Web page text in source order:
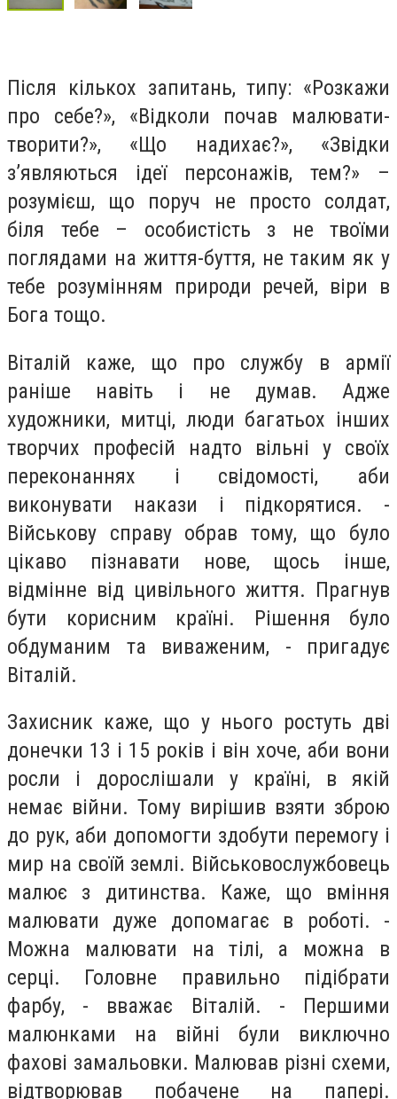
Після кількох запитань, типу: «Розкажи
про себе?», «Відколи почав малювати-
творити?», «Що надихає?», «Звідки
з’являються ідеї персонажів, тем?» –
розумієш, що поруч не просто солдат,
біля тебе – особистість з не твоїми
поглядами на життя-буття, не таким як у
тебе розумінням природи речей, віри в
Бога тощо.
Віталій каже, що про службу в армії
раніше навіть і не думав. Адже
художники, митці, люди багатьох інших
творчих професій надто вільні у своїх
переконаннях і свідомості, аби
виконувати накази і підкорятися. -
Військову справу обрав тому, що було
цікаво пізнавати нове, щось інше,
відмінне від цивільного життя. Прагнув
бути корисним країні. Рішення було
обдуманим та виваженим, - пригадує
Віталій.
Захисник каже, що у нього ростуть дві
донечки 13 і 15 років і він хоче, аби вони
росли і дорослішали у країні, в якій
немає війни. Тому вирішив взяти зброю
до рук, аби допомогти здобути перемогу і
мир на своїй землі. Військовослужбовець
малює з дитинства. Каже, що вміння
малювати дуже допомагає в роботі. -
Можна малювати на тілі, а можна в
серці. Головне правильно підібрати
фарбу, - вважає Віталій. - Першими
малюнками на війні були виключно
фахові замальовки. Малював різні схеми,
відтворював побачене на папері.